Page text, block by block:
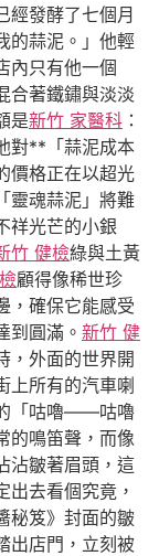
經發酵了七個月
的蒜泥。」他輕
內只有他一個
合著鐵鏽與淡淡
是新竹 家醫科 ：
對**「蒜泥成本
價格正在以超光
靈魂蒜泥」將難
祥光芒的小銀
竹 健檢綠與土黃
顧得像稀世珍
，確保它能感受
到圓滿。 新竹 健
，外面的世界開
上所有的汽車喇
「咕嚕——咕嚕
鳴笛聲，而像
沾皺著眉頭，這
出去看個究竟，
秘笈》封面的皺
出店門，立刻被